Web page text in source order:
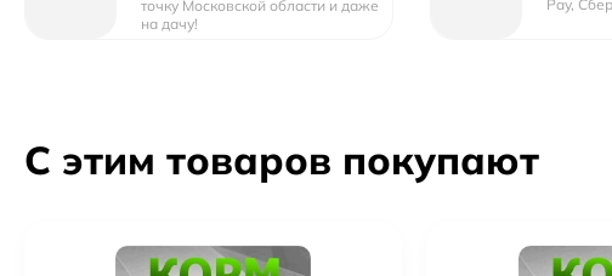
точку Московской области и даже
на дачу!
Pay,
С этим товаров покупают